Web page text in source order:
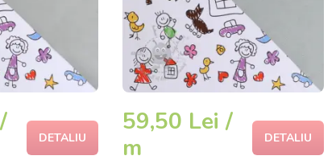
DETALIU
59,50 Lei /
m
DETALIU